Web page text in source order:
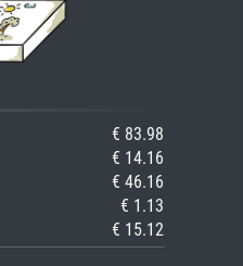
€ 83.98
€ 14.16
€ 46.16
€ 1.13
€ 15.12